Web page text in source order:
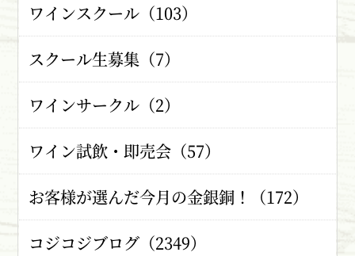
ワインスクール（103）
スクール生募集（7）
ワインサークル（2）
ワイン試飲・即売会（57）
お客様が選んだ今月の金銀銅！（172）
コジコジブログ（2349）